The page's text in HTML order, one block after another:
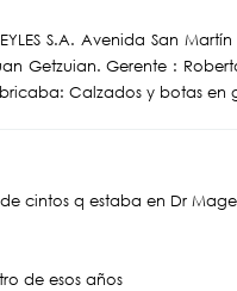
S.A. Avenida San
Getzuian. Gerente :
Calzados y botas en
cintos q estaba en Dr
de esos años